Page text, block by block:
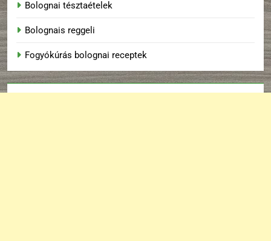
Bolognai tésztaételek
Bolognais reggeli
Fogyókúrás bolognai receptek